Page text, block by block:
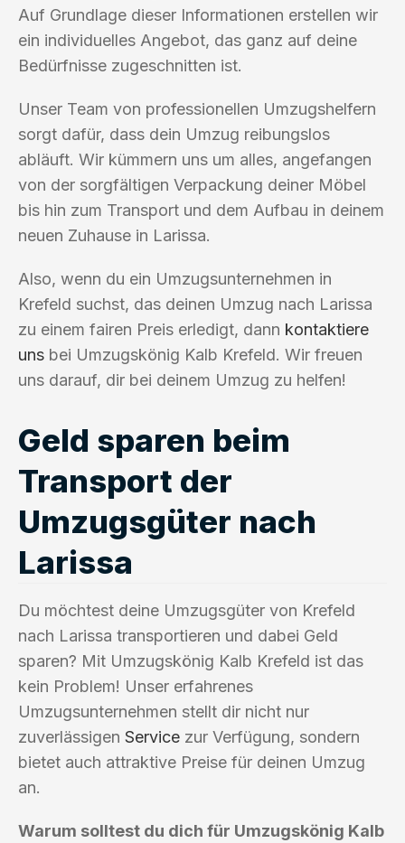
Auf Grundlage dieser Informationen erstellen wir
ein individuelles Angebot, das ganz auf deine
Bedürfnisse zugeschnitten ist.
Unser Team von professionellen Umzugshelfern
sorgt dafür, dass dein Umzug reibungslos
abläuft. Wir kümmern uns um alles, angefangen
von der sorgfältigen Verpackung deiner Möbel
bis hin zum Transport und dem Aufbau in deinem
neuen Zuhause in Larissa.
Also, wenn du ein Umzugsunternehmen in
Krefeld suchst, das deinen Umzug nach Larissa
zu einem fairen Preis erledigt, dann kontaktiere
uns bei Umzugskönig Kalb Krefeld. Wir freuen
uns darauf, dir bei deinem Umzug zu helfen!
Geld sparen beim
Transport der
Umzugsgüter nach
Larissa
Du möchtest deine Umzugsgüter von Krefeld
nach Larissa transportieren und dabei Geld
sparen? Mit Umzugskönig Kalb Krefeld ist das
kein Problem! Unser erfahrenes
Umzugsunternehmen stellt dir nicht nur
zuverlässigen Service zur Verfügung, sondern
bietet auch attraktive Preise für deinen Umzug
an.
Warum solltest du dich für Umzugskönig Kalb